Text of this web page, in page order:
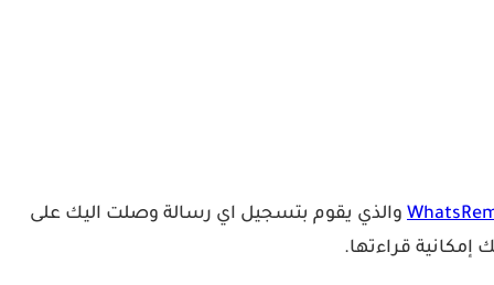
والذي يقوم بتسجيل اي رسالة وصلت اليك على